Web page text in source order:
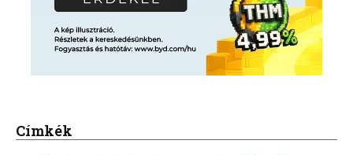
Címkék